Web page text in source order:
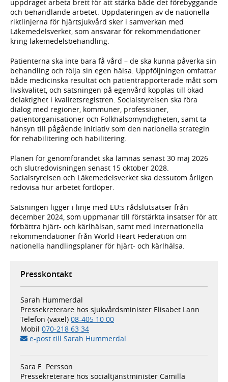
uppdraget arbeta brett för att stärka både det förebyggande
och behandlande arbetet. Uppdateringen av de nationella
riktlinjerna för hjärtsjukvård sker i samverkan med
Läkemedelsverket, som ansvarar för rekommendationer
kring läkemedelsbehandling.
Patienterna ska inte bara få vård – de ska kunna påverka sin
behandling och följa sin egen hälsa. Uppföljningen omfattar
både medicinska resultat och patientrapporterade mått som
livskvalitet, och satsningen på egenvård kopplas till ökad
delaktighet i kvalitetsregistren. Socialstyrelsen ska föra
dialog med regioner, kommuner, professioner,
patientorganisationer och Folkhälsomyndigheten, samt ta
hänsyn till pågående initiativ som den nationella strategin
för rehabilitering och habilitering.
Planen för genomförandet ska lämnas senast 30 maj 2026
och slutredovisningen senast 15 oktober 2028.
Socialstyrelsen och Läkemedelsverket ska dessutom årligen
redovisa hur arbetet fortlöper.
Satsningen ligger i linje med EU:s rådslutsatser från
december 2024, som uppmanar till förstärkta insatser för att
förbättra hjärt- och kärlhälsan, samt med internationella
rekommendationer från World Heart Federation om
nationella handlingsplaner för hjärt- och kärlhälsa.
Presskontakt
Sarah Hummerdal
Pressekreterare hos sjukvårdsminister Elisabet Lann
Telefon (växel) 08-405 10 00
Mobil 070-218 63 34
e-post till Sarah Hummerdal
Sara E. Persson
Pressekreterare hos socialtjänstminister Camilla